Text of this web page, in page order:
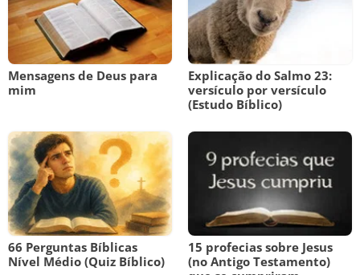
Mensagens de Deus para
mim
Explicação do Salmo 23:
versículo por versículo
(Estudo Bíblico)
66 Perguntas Bíblicas
Nível Médio (Quiz Bíblico)
15 profecias sobre Jesus
(no Antigo Testamento)